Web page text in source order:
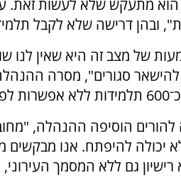
מתעקש שלא לעשות זאת.
ובהן דרישה שלא לקבל
של מצב זה היא שאין לנו
להישאר סגורים", מסרה
כסדרה".
להורים הוסיפה ההנהלה,
יכולה להיפתח. אנו מבקשים
רישיון גם ללא המסמך